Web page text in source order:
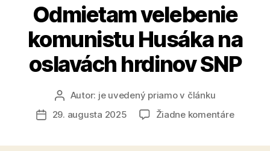
Odmietam velebenie
komunistu Husáka na
oslavách hrdinov SNP
Autor
článku
Autor: je uvedený priamo v článku
Dátum
29. augusta 2025 Žiadne komentárena